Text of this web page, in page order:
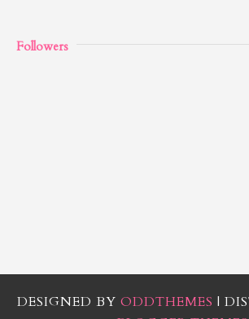
Followers
DESIGNED BY ODDTHEMES |